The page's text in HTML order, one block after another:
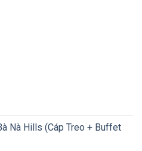
Nà Hills (Cáp Treo + Buffet